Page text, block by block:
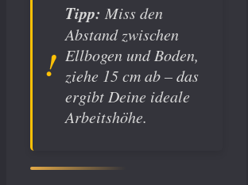
Tipp: Miss den
Abstand zwischen
Ellbogen und Boden,
ziehe 15 cm ab – das
ergibt Deine ideale
Arbeitshöhe.